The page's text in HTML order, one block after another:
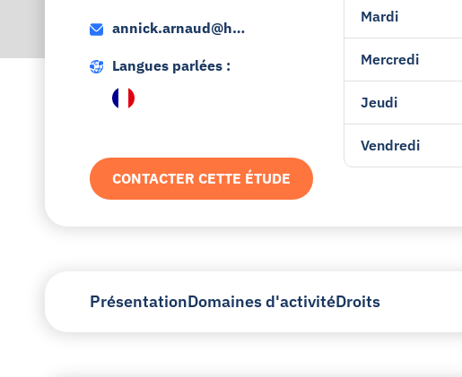
annick.arnaud@hui
Langues parlées :
CONTACTER CETTE ÉTUDE
Mardi
Mercredi
Jeudi
Vendredi
PrésentationDomaines d'activitéDroits